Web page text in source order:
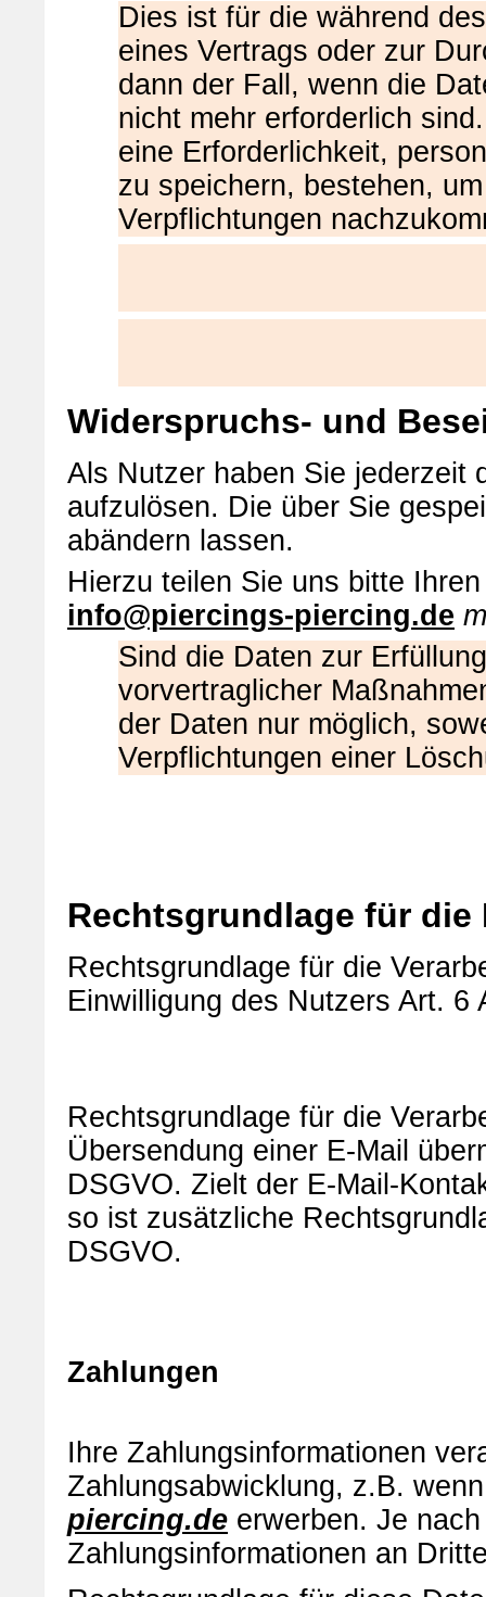
Dies ist für die während
eines Vertrags oder zur
dann der Fall, wenn die
nicht mehr erforderlich
eine Erforderlichkeit,
zu speichern, bestehen,
Verpflichtungen
Widerspruchs- und
Als Nutzer haben Sie jederzeit
aufzulösen. Die über Sie
abändern lassen.
Hierzu teilen Sie uns bitte
info@piercings-piercing.de
Sind die Daten zur
vorvertraglicher
der Daten nur möglich,
Verpflichtungen einer
Rechtsgrundlage für die
Rechtsgrundlage für die
Einwilligung des Nutzers Art. 6
Rechtsgrundlage für die
Übersendung einer E-Mail
DSGVO. Zielt der E-Mail-
so ist zusätzliche
DSGVO.
Zahlungen
Ihre Zahlungsinformationen
Zahlungsabwicklung, z.B.
piercing.de erwerben. Je
Zahlungsinformationen an